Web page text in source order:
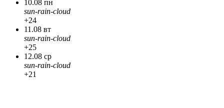
10.08 пн
sun-rain-cloud
+24
11.08 вт
sun-rain-cloud
+25
12.08 ср
sun-rain-cloud
+21